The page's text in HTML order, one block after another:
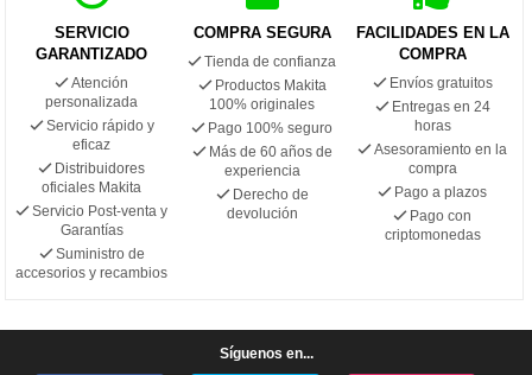
SERVICIO
GARANTIZADO
Atención
personalizada
Servicio rápido y
eficaz
Distribuidores
oficiales Makita
Servicio Post-venta y
Garantías
Suministro de
accesorios y recambios
COMPRA SEGURA
Tienda de confianza
Productos Makita
100% originales
Pago 100% seguro
Más de 60 años de
experiencia
Derecho de
devolución
FACILIDADES EN LA
COMPRA
Envíos gratuitos
Entregas en 24
horas
Asesoramiento en la
compra
Pago a plazos
Pago con
criptomonedas
Síguenos en...